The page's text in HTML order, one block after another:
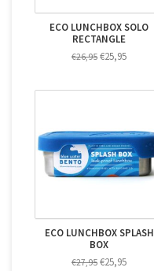
ECO LUNCHBOX SOLO
RECTANGLE
€26,95 €25,95
ECO LUNCHBOX SPLASH
BOX
€27,95 €25,95